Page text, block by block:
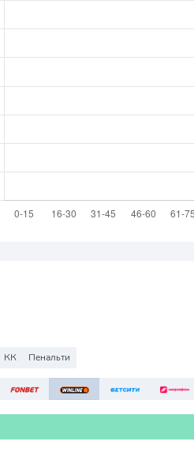
КК Пенальти